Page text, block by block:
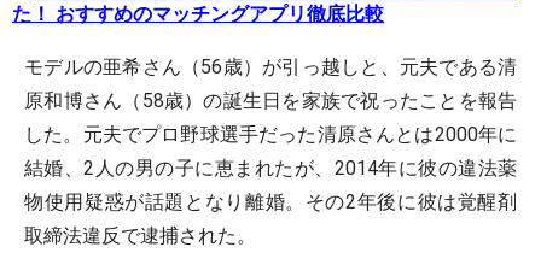
た！ おすすめのマッチングアプリ徹底比較
モデルの亜希さん（56歳）が引っ越しと、元夫である清
原和博さん（58歳）の誕生日を家族で祝ったことを報告
した。元夫でプロ野球選手だった清原さんとは2000年に
結婚、2人の男の子に恵まれたが、2014年に彼の違法薬
物使用疑惑が話題となり離婚。その2年後に彼は覚醒剤
取締法違反で逮捕された。